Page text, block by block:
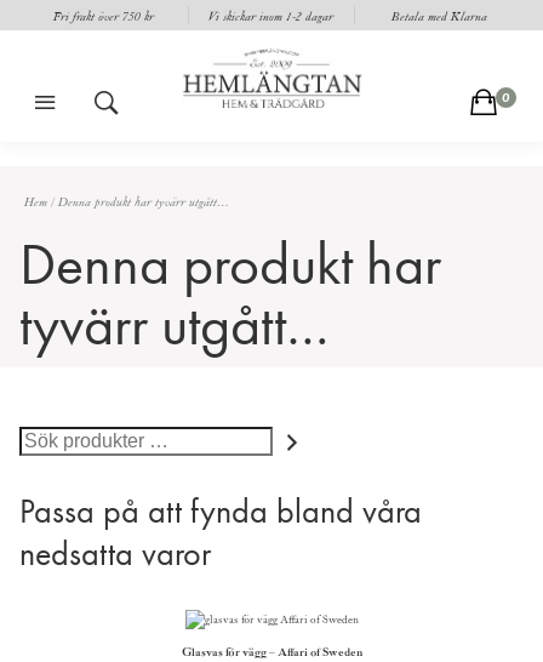
Fri frakt över 750 kr Vi skickar inom 1-2 dagar Betala med Klarna
m s c 0
Hem / Denna produkt har tyvärr utgått…
Denna produkt har
tyvärr utgått…
Sök
Passa på att fynda bland våra
nedsatta varor
Glasvas för vägg – Affari of Sweden